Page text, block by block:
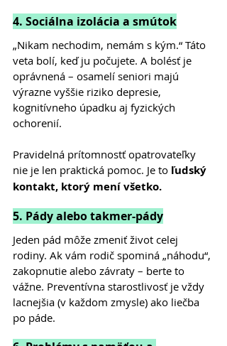
4. Sociálna izolácia a smútok
„Nikam nechodim, nemám s kým.“ Táto
veta bolí, keď ju počujete. A bolésť je
oprávnená – osamelí seniori majú
výrazne vyššie riziko depresie,
kognitívneho úpadku aj fyzických
ochorenií.
Pravidelná prítomnostť opatrovateľky
nie je len praktická pomoc. Je to ľudský
kontakt, ktorý mení všetko.
5. Pády alebo takmer-pády
Jeden pád môže zmeniť život celej
rodiny. Ak vám rodič spominá „náhodu“,
zakopnutie alebo závraty – berte to
vážne. Preventívna starostlivosť je vždy
lacnejšia (v každom zmysle) ako liečba
po páde.